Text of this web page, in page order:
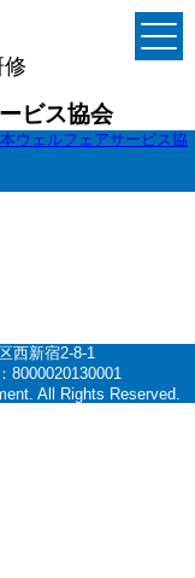
ビス協会
ウェルフェアサービス協
西新宿2-8-1
8000020130001
All Rights Reserved.